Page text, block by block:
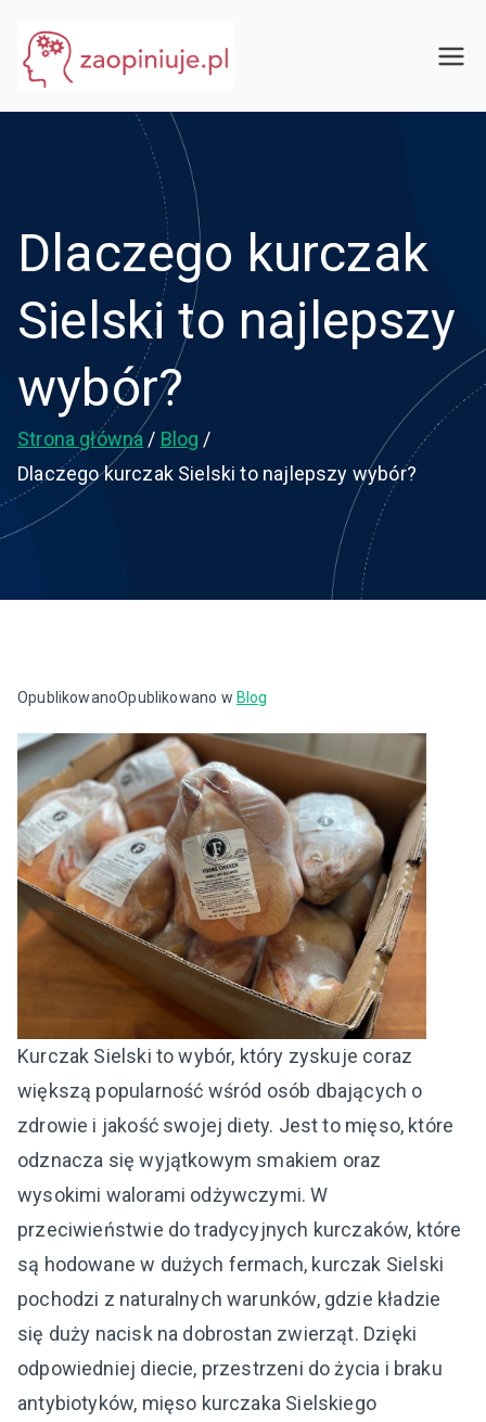
treści
Dlaczego kurczak
Sielski to najlepszy
wybór?
Strona główna
Blog
Dlaczego kurczak Sielski to najlepszy wybór?
OpublikowanoOpublikowano w Blog
Kurczak Sielski to wybór, który zyskuje coraz
większą popularność wśród osób dbających o
zdrowie i jakość swojej diety. Jest to mięso, które
odznacza się wyjątkowym smakiem oraz
wysokimi walorami odżywczymi. W
przeciwieństwie do tradycyjnych kurczaków, które
są hodowane w dużych fermach, kurczak Sielski
pochodzi z naturalnych warunków, gdzie kładzie
się duży nacisk na dobrostan zwierząt. Dzięki
odpowiedniej diecie, przestrzeni do życia i braku
antybiotyków, mięso kurczaka Sielskiego